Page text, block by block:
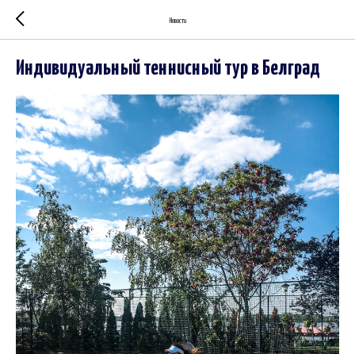
Новости
Индивидуальный теннисный тур в Белград